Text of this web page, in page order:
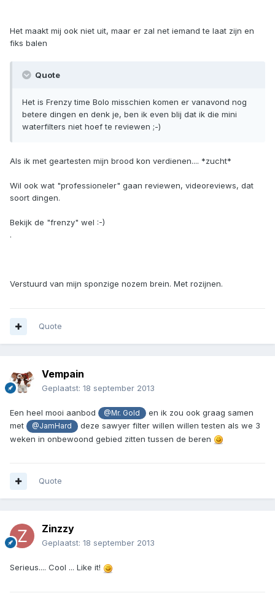
Het maakt mij ook niet uit, maar er zal net iemand te laat zijn en
fiks balen
Quote
Het is Frenzy time Bolo misschien komen er vanavond nog
betere dingen en denk je, ben ik even blij dat ik die mini
waterfilters niet hoef te reviewen ;-)
Als ik met geartesten mijn brood kon verdienen.... *zucht*
Wil ook wat "professioneler" gaan reviewen, videoreviews, dat
soort dingen.
Bekijk de "frenzy" wel :-)
.
Verstuurd van mijn sponzige nozem brein. Met rozijnen.
Quote
Vempain
Geplaatst: 18 september 2013
Een heel mooi aanbod @Mr. Gold
en ik zou ook graag samen
met
@JamHard
deze sawyer filter willen willen testen als we 3
weken in onbewoond gebied zitten tussen de beren
Quote
Zinzzy
Geplaatst: 18 september 2013
Serieus.... Cool ... Like it!